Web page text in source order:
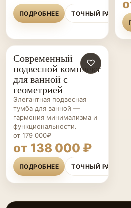
ПОДРОБНЕЕ ТОЧНЫЙ РАСЧЁТ
МЕБЕЛЬ ДЛЯ
ВАННОЙ НА ЗАКАЗ
♡
Современный
подвесной комплект
для ванной с
геометрией
Элегантная подвесная
тумба для ванной —
гармония минимализма и
функциональности.
от 179 000₽
от 138 000 ₽
ПОДРОБНЕЕ ТОЧНЫЙ РАСЧЁТ